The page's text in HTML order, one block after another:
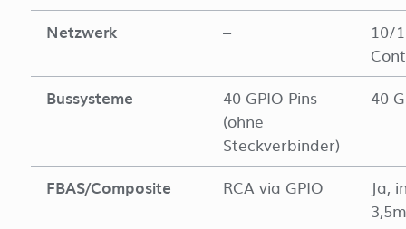
Netzwerk
–
10/
Bussysteme
40 GPIO Pins
(ohne
Steckverbinder)
40
FBAS/Composite RCA via GPIO
Ja,